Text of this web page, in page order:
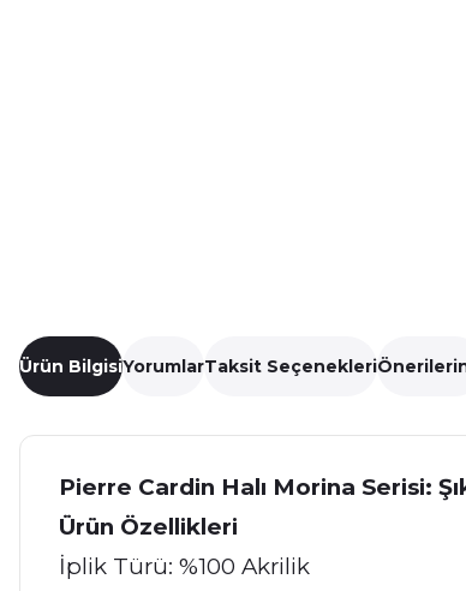
Ürün BilgisiYorumlarTaksit Seçenekleri
Pierre Cardin Halı Morina Serisi:
Ürün Özellikleri
İplik Türü: %100 Akrilik